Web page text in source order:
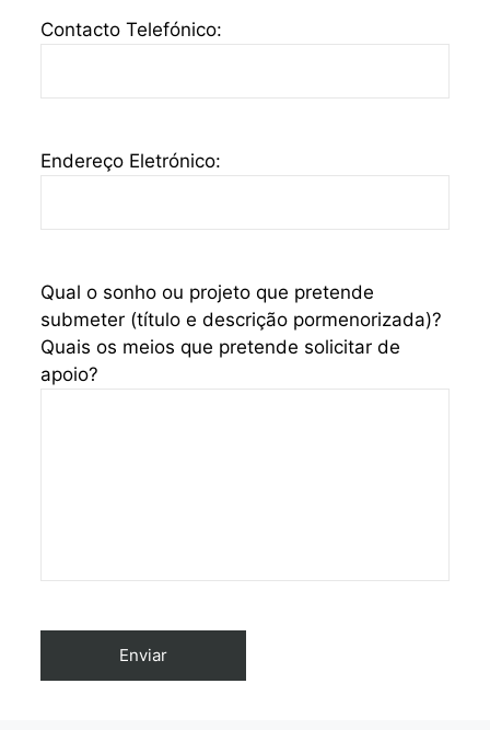
Contacto Telefónico:
Endereço Eletrónico:
Qual o sonho ou projeto que pretende
submeter (título e descrição pormenorizada)?
Quais os meios que pretende solicitar de
apoio?